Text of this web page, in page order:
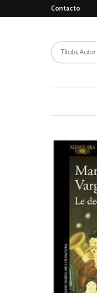
Contacto